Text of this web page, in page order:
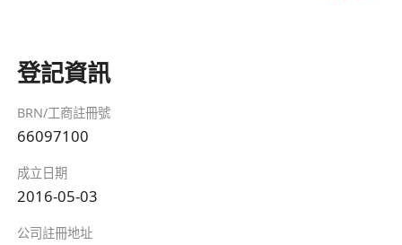
登記資訊
BRN/工商註冊號
66097100
成立日期
2016-05-03
公司註冊地址